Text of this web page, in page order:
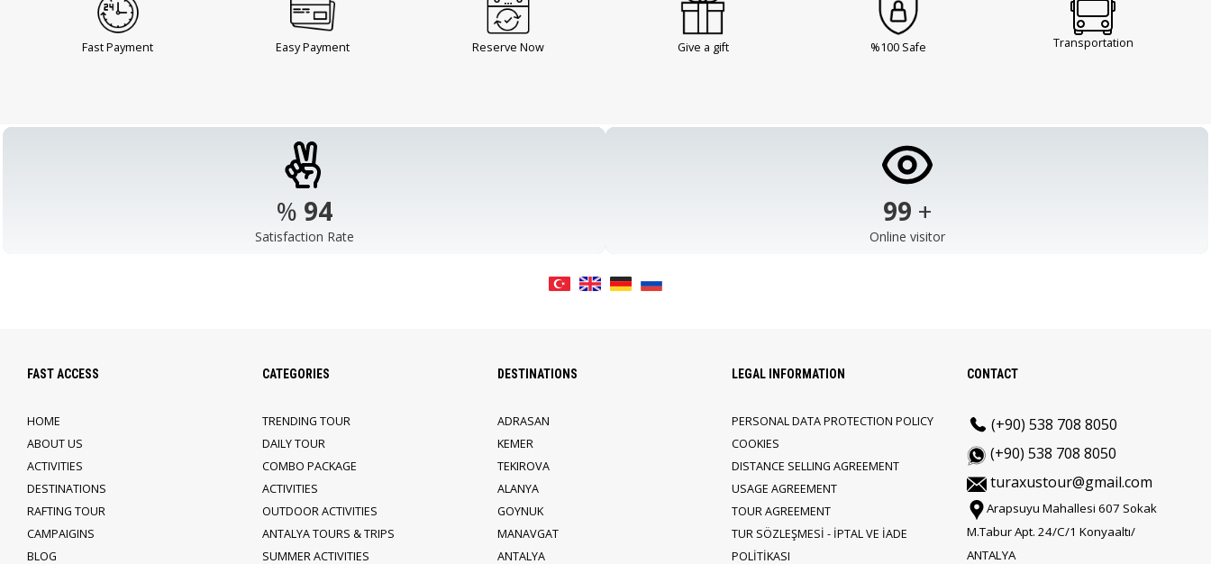
Fast Payment Easy Payment Reserve Now Give a gift %100 Safe Transportation
% 98
Satisfaction Rate
103 +
Online visitor
FAST ACCESS
HOME
ABOUT US
ACTIVITIES
DESTINATIONS
RAFTING TOUR
CAMPAIGINS
BLOG
CATEGORIES
TRENDING TOUR
DAILY TOUR
COMBO PACKAGE
ACTIVITIES
OUTDOOR ACTIVITIES
ANTALYA TOURS & TRIPS
SUMMER ACTIVITIES
DESTINATIONS
ADRASAN
KEMER
TEKIROVA
ALANYA
GOYNUK
MANAVGAT
ANTALYA
LEGAL INFORMATION
PERSONAL DATA PROTECTION POLICY
COOKIES
DISTANCE SELLING AGREEMENT
USAGE AGREEMENT
TOUR AGREEMENT
TUR SÖZLEŞMESİ - İPTAL VE İADE
POLİTİKASI
CONTACT
(+90) 538 708 8050
(+90) 538 708 8050
turaxustour@gmail.com
Arapsuyu Mahallesi 607 Sokak
M.Tabur Apt. 24/C/1 Konyaaltı/
ANTALYA